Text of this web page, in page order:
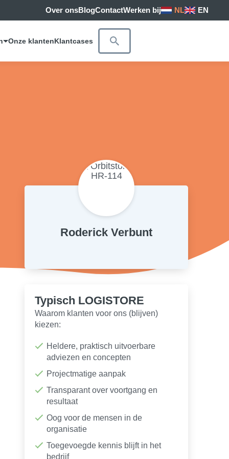
Over onsBlogContactWerken bij NL EN
Onze klantenKlantcases
Roderick Verbunt
Typisch LOGISTORE
Waarom klanten voor ons (blijven)
kiezen:
Heldere, praktisch uitvoerbare
adviezen en concepten
Projectmatige aanpak
Transparant over voortgang en
resultaat
Oog voor de mensen in de
organisatie
Toegevoegde kennis blijft in het
bedrijf